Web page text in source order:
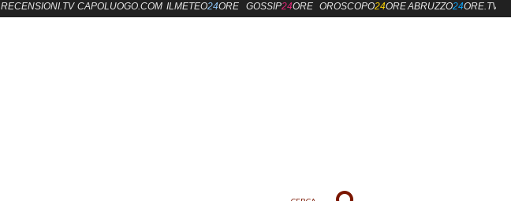
RECENSIONI.TV CAPOLUOGO.COM ILMETEO24ORE GOSSIP24ORE OROSCOPO24OREABRUZZO24ORE.TV